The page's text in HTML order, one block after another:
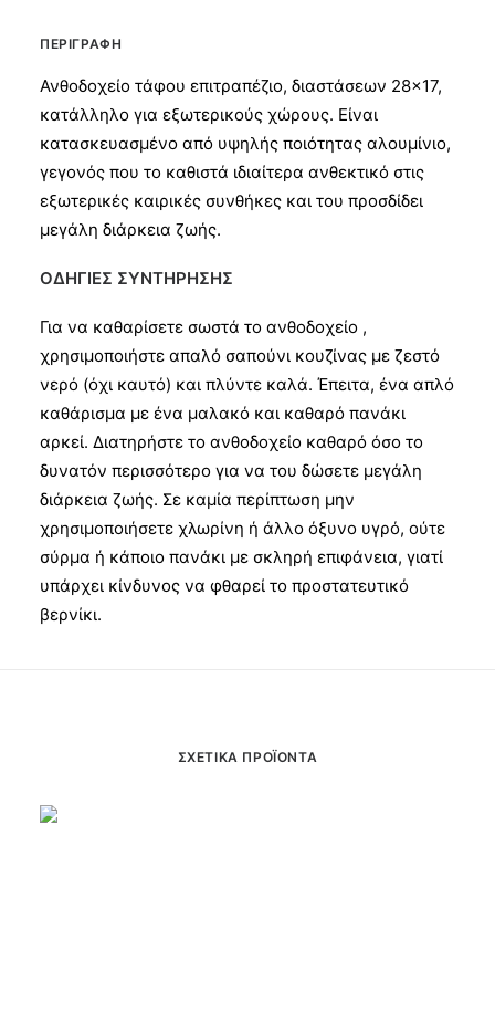
ΠΕΡΙΓΡΑΦΉ
Ανθοδοχείο τάφου επιτραπέζιο, διαστάσεων 28×17,
κατάλληλο για εξωτερικούς χώρους. Είναι
κατασκευασμένο από υψηλής ποιότητας αλουμίνιο,
γεγονός που το καθιστά ιδιαίτερα ανθεκτικό στις
εξωτερικές καιρικές συνθήκες και του προσδίδει
μεγάλη διάρκεια ζωής.
ΟΔΗΓΙΕΣ ΣΥΝΤΗΡΗΣΗΣ
Για να καθαρίσετε σωστά το ανθοδοχείο ,
χρησιμοποιήστε απαλό σαπούνι κουζίνας με ζεστό
νερό (όχι καυτό) και πλύντε καλά. Έπειτα, ένα απλό
καθάρισμα με ένα μαλακό και καθαρό πανάκι
αρκεί. Διατηρήστε το ανθοδοχείο καθαρό όσο το
δυνατόν περισσότερο για να του δώσετε μεγάλη
διάρκεια ζωής. Σε καμία περίπτωση μην
χρησιμοποιήσετε χλωρίνη ή άλλο όξυνο υγρό, ούτε
σύρμα ή κάποιο πανάκι με σκληρή επιφάνεια, γιατί
υπάρχει κίνδυνος να φθαρεί το προστατευτικό
βερνίκι.
ΣΧΕΤΙΚΆ ΠΡΟΪΌΝΤΑ